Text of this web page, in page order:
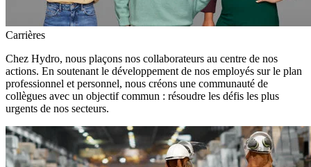
Carrières
Chez Hydro, nous plaçons nos collaborateurs au centre de nos
actions. En soutenant le développement de nos employés sur le plan
professionnel et personnel, nous créons une communauté de
collègues avec un objectif commun : résoudre les défis les plus
urgents de nos secteurs.